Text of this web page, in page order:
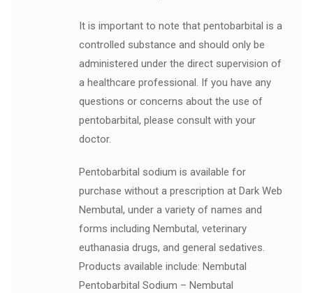
It is important to note that pentobarbital is a
controlled substance and should only be
administered under the direct supervision of
a healthcare professional. If you have any
questions or concerns about the use of
pentobarbital, please consult with your
doctor.
Pentobarbital sodium is available for
purchase without a prescription at Dark Web
Nembutal, under a variety of names and
forms including Nembutal, veterinary
euthanasia drugs, and general sedatives.
Products available include: Nembutal
Pentobarbital Sodium – Nembutal